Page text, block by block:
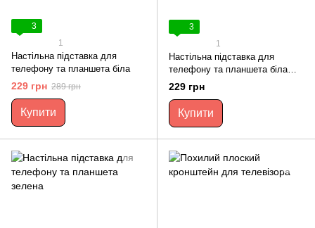
3
1
Настільна підставка для
телефону та планшета біла
229 грн 289 грн
Купити
3
1
Настільна підставка для
телефону та планшета біла
рожева
229 грн
Купити